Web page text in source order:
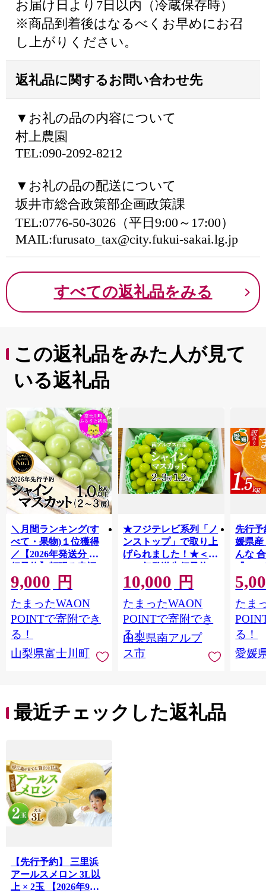
お届け日より7日以内（冷蔵保存時）
※商品到着後はなるべくお早めにお召
し上がりください。
返礼品に関するお問い合わせ先
▼お礼の品の内容について
村上農園
TEL:090-2092-8212
▼お礼の品の配送について
坂井市総合政策部企画政策課
TEL:0776-50-3026（平日9:00～17:00）
MAIL:furusato_tax@city.fukui-sakai.lg.jp
すべての返礼品をみる
この返礼品をみた人が見て
いる返礼品
＼月間ランキング(す
べて・果物)１位獲得
／【2026年発送分 先
行予約】頬張る幸福
感 〜緑の宝石・ シ
ャインマスカット 〜
１ｋｇ以上（２〜３
房） フルーツ 山梨県
産 果物 くだもの シャ
イン マスカット ぶど
う ブドウ 葡萄 大粒 種
9,000 円
たまったWAON
POINTで寄附でき
る！
山梨県富士川町
★フジテレビ系列「ノ
ンストップ」で取り上
げられました！★＜
2026年発送先行予約＞
南アルプス市産シャイ
ンマスカット1.2kg以
上（2～3房） クール
便発送 ALPAG007
10,000 円
たまったWAON
POINTで寄附でき
る！
山梨県南アルプ
ス市
先行予
媛県産
んな
『
出荷
ご自宅
マド
あり
ツ 高
産地直
レンジ
たま
る！
愛媛
最近チェックした返礼品
【先行予約】 三里浜
アールスメロン 3L以
上 × 2玉 【2026年9月